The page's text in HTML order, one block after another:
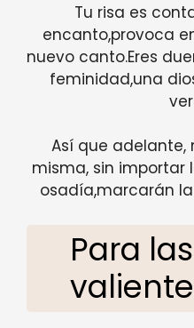
Tu risa es
encanto,provoca
nuevo canto.Eres
feminidad,una
Así que adelante,
misma, sin importar
osadía,marcarán
Para